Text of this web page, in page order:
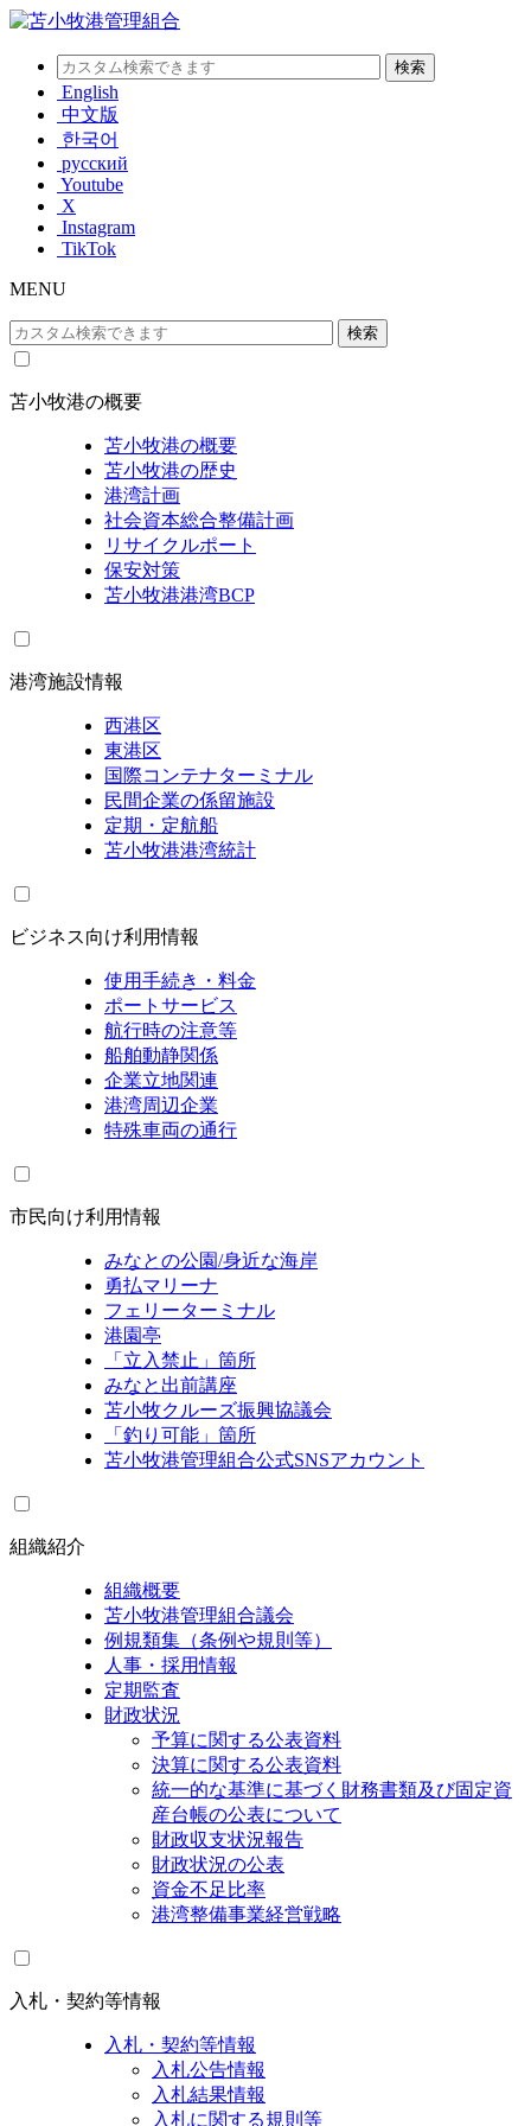
English
中文版
한국어
русский
Youtube
X
Instagram
TikTok
MENU
苫小牧港の概要
苫小牧港の概要
苫小牧港の歴史
港湾計画
社会資本総合整備計画
リサイクルポート
保安対策
苫小牧港港湾BCP
港湾施設情報
西港区
東港区
国際コンテナターミナル
民間企業の係留施設
定期・定航船
苫小牧港港湾統計
ビジネス向け利用情報
使用手続き・料金
ポートサービス
航行時の注意等
船舶動静関係
企業立地関連
港湾周辺企業
特殊車両の通行
市民向け利用情報
みなとの公園/身近な海岸
勇払マリーナ
フェリーターミナル
港園亭
「立入禁止」箇所
みなと出前講座
苫小牧クルーズ振興協議会
「釣り可能」箇所
苫小牧港管理組合公式SNSアカウント
組織紹介
組織概要
苫小牧港管理組合議会
例規類集（条例や規則等）
人事・採用情報
定期監査
財政状況
予算に関する公表資料
決算に関する公表資料
統一的な基準に基づく財務書類及び固定資
産台帳の公表について
財政収支状況報告
財政状況の公表
資金不足比率
港湾整備事業経営戦略
入札・契約等情報
入札・契約等情報
入札公告情報
入札結果情報
入札に関する規則等